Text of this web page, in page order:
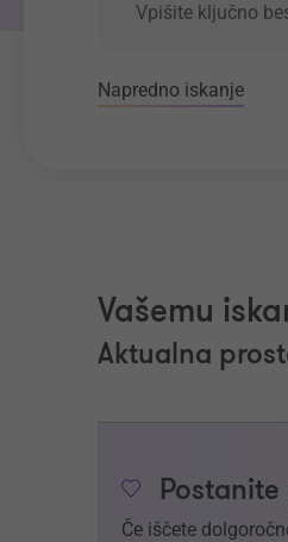
Napredno iskanje
Vašemu
Aktualna
Če iščete